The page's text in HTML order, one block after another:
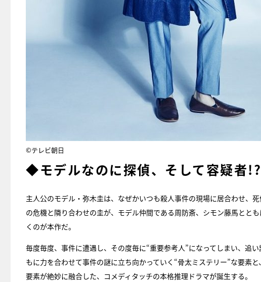
©テレビ朝日
◆モデルなのに探偵、そして容疑者!?
主人公のモデル・弥木圭は、なぜかいつも殺人事件の現場に居合わせ、
の危機と隣り合わせの圭が、モデル仲間である周防斎、シモン藤馬とと
くのが本作だ。
毎度毎度、事件に遭遇し、その度毎に“重要参考人”になってしまい、追
もに力を合わせて事件の謎に立ち向かっていく“骨太ミステリー”な要素
要素が絶妙に融合した、コメディタッチの本格推理ドラマが誕生する。